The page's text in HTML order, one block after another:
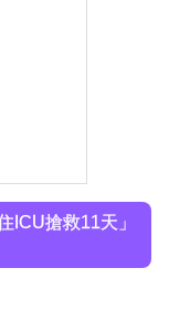
ICU搶救11天」
！